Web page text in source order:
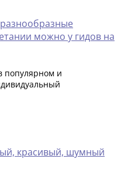
можно у гидов на
популярном и
красивый, шумный